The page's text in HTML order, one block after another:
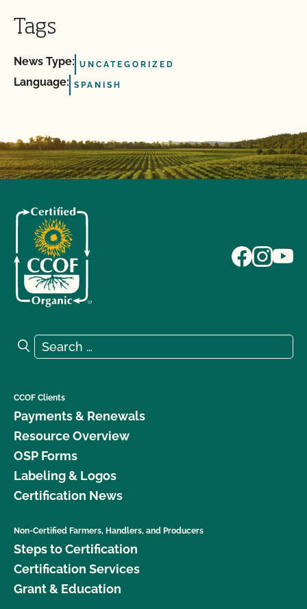
Tags
News Type: UNCATEGORIZED
Language: SPANISH
Search for:
Search
CCOF Clients
Payments & Renewals
Resource Overview
OSP Forms
Labeling & Logos
Certification News
Non-Certified Farmers, Handlers, and Producers
Steps to Certification
Certification Services
Grant & Education